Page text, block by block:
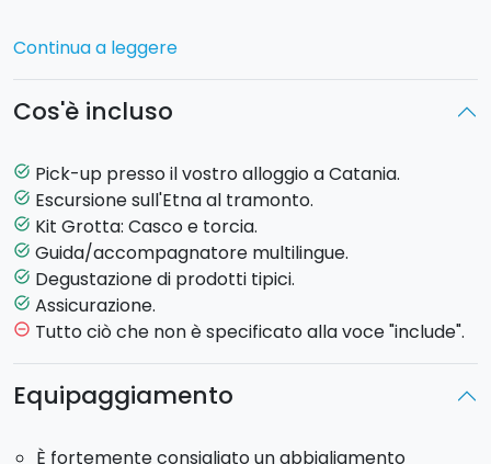
Partendo dalla vostra struttura ricettiva, scoprirete il
versante Sud. Risalendo i paesi ai piedi
degustazione di miele e prodotti tipici
Accompagnati da unaguida esperta, continuerete
con la visita di unagrotta di scorrimento lavico
dotati di caschi e torce, e giunti al
a 1910 mt di altitudine, farete una piacevole
passeggiata di circa 30 minuti alla scoperta delle
colate laviche delle ultime eruzioni
Silvestri, attivi nell'anno 1892.
Al termine dell’escursione, assisterete al
meraviglioso tramonto che vi lascerà senza fiato!
Continua a leggere
Cos'è incluso
task_alt Pick-up presso il vostro alloggio a Catania.
task_alt Escursione sull'Etna al tramonto.
task_alt Kit Grotta: Casco e torcia.
task_alt Guida/accompagnatore multilingue.
task_alt Degustazione di prodotti tipici.
task_alt Assicurazione.
remove_circle_outline Tutto ciò che non è specificato alla voce "include".
Equipaggiamento
È fortemente consigliato un abbigliamento